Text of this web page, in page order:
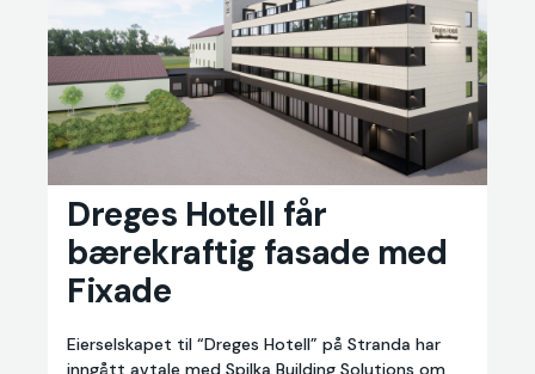
Dreges
Hotell
bærekraftig
med
Fixade
Dreges Hotell får
bærekraftig fasade med
Fixade
Eierselskapet til “Dreges Hotell” på Stranda har
inngått avtale med Spilka Building Solutions om